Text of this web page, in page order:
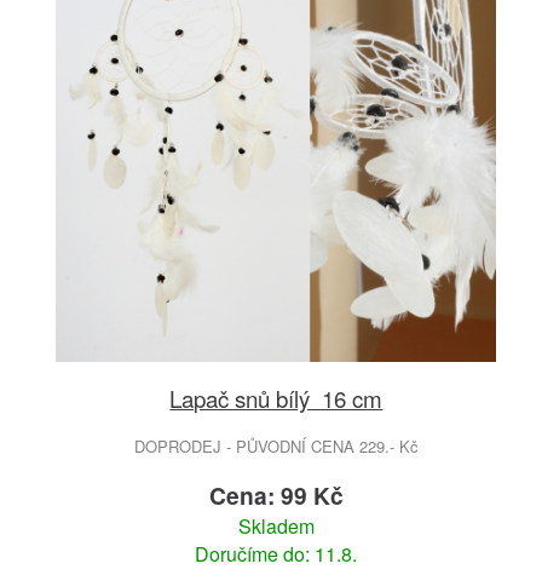
Lapač snů bílý 16 cm
DOPRODEJ - PŮVODNÍ CENA 229.- Kč
Cena: 99 Kč
Skladem
Doručíme do: 11.8.